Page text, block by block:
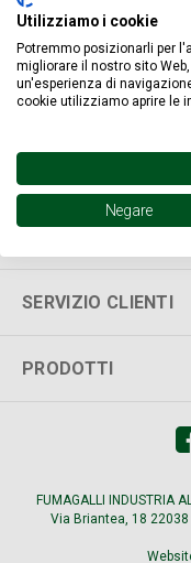
ISCRIVITI ALLA
SERVIZIO CLIENTI
PRODOTTI
FUMAGALLI INDUSTRIA
Via Briantea, 18 22038
Utilizziamo i cookie
Potremmo posizionarli per
migliorare il nostro sito
un'esperienza di
cookie utilizziamo aprire le
Negare